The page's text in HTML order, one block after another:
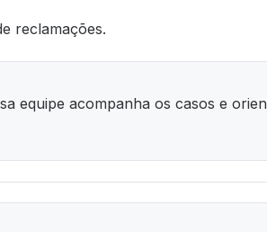
reclamações.
equipe acompanha os casos e